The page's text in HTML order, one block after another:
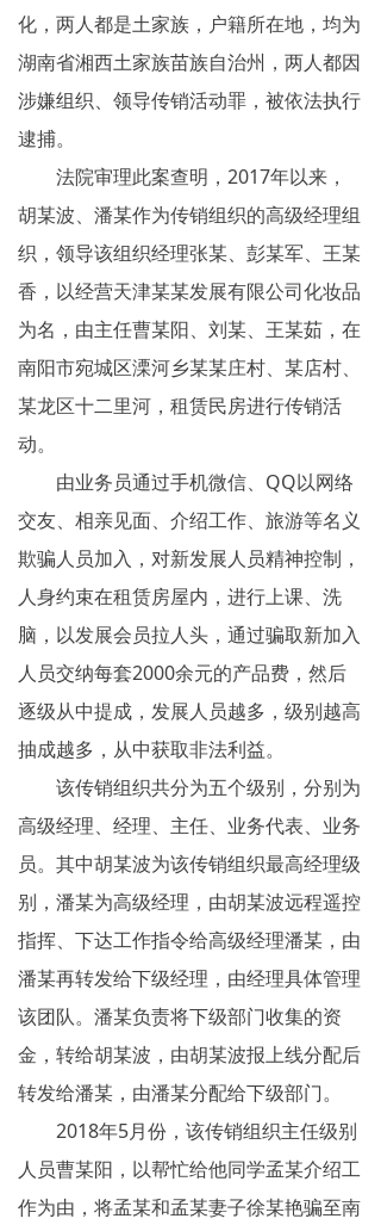
求助专区
大学生专栏
传销骗术
相关处罚
传销案例
违规直销
涉传公司
专家论点
揭秘传销
直销与传销详解
反传销论坛
反传销问答
化，两人都是土家族，户籍所在地，均为
湖南省湘西土家族苗族自治州，两人都因
涉嫌组织、领导传销活动罪，被依法执行
逮捕。
法院审理此案查明，2017年以来，
胡某波、潘某作为传销组织的高级经理组
织，领导该组织经理张某、彭某军、王某
香，以经营天津某某发展有限公司化妆品
为名，由主任曹某阳、刘某、王某茹，在
南阳市宛城区溧河乡某某庄村、某店村、
某龙区十二里河，租赁民房进行传销活
动。
由业务员通过手机微信、QQ以网络
交友、相亲见面、介绍工作、旅游等名义
欺骗人员加入，对新发展人员精神控制，
人身约束在租赁房屋内，进行上课、洗
脑，以发展会员拉人头，通过骗取新加入
人员交纳每套2000余元的产品费，然后
逐级从中提成，发展人员越多，级别越高
抽成越多，从中获取非法利益。
该传销组织共分为五个级别，分别为
高级经理、经理、主任、业务代表、业务
员。其中胡某波为该传销组织最高经理级
别，潘某为高级经理，由胡某波远程遥控
指挥、下达工作指令给高级经理潘某，由
潘某再转发给下级经理，由经理具体管理
该团队。潘某负责将下级部门收集的资
金，转给胡某波，由胡某波报上线分配后
转发给潘某，由潘某分配给下级部门。
2018年5月份，该传销组织主任级别
人员曹某阳，以帮忙给他同学孟某介绍工
作为由，将孟某和孟某妻子徐某艳骗至南